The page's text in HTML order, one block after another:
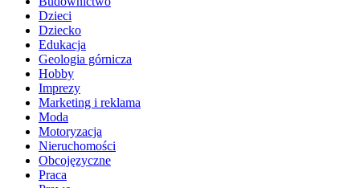
Dzieci
Dziecko
Edukacja
Geologia górnicza
Hobby
Imprezy
Marketing i reklama
Moda
Motoryzacja
Nieruchomości
Obcojęzyczne
Praca